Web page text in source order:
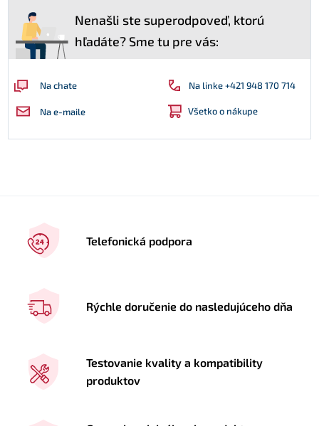
Nenašli ste superodpoveď, ktorú
hľadáte? Sme tu pre vás:
Na chate Na linke +421 948 170 714
Na e-maile Všetko o nákupe
Telefonická podpora
Rýchle doručenie do nasledujúceho dňa
Testovanie kvality a kompatibility
produktov